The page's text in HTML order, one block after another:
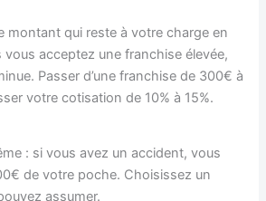
montant qui reste à votre charge en
vous acceptez une franchise élevée,
Passer d’une franchise de 300€ à
votre cotisation de 10% à 15%.
: si vous avez un accident, vous
de votre poche. Choisissez un
assumer.